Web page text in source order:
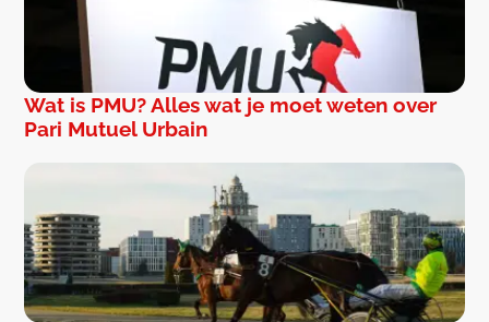
Wat is PMU? Alles wat je moet weten over
Pari Mutuel Urbain